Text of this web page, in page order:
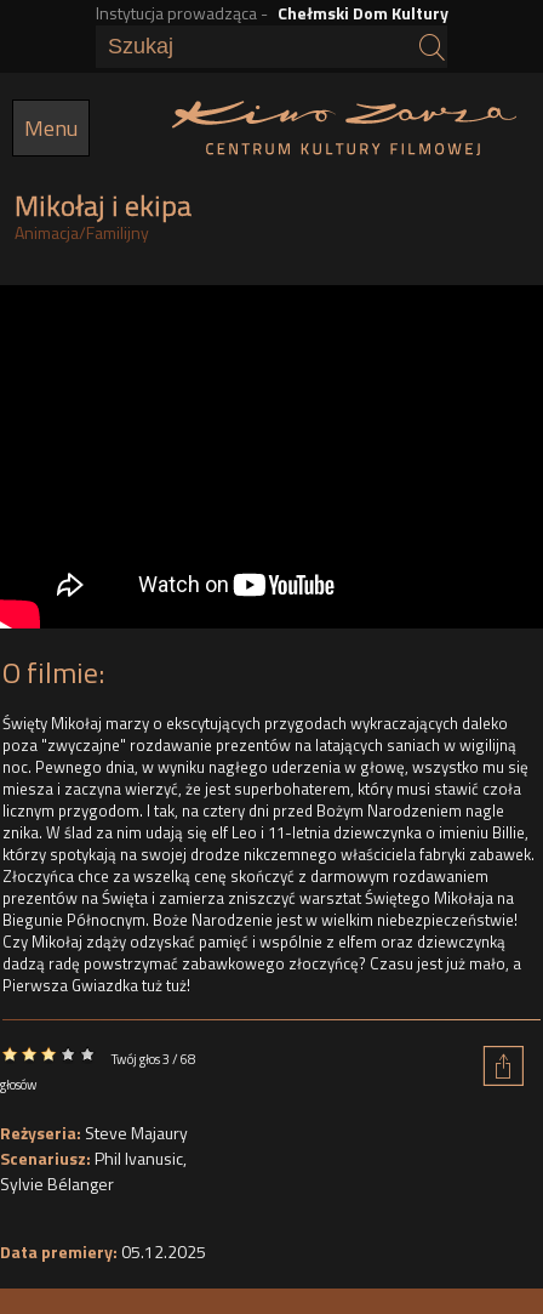
Przejdź
treści
Instytucja prowadząca - Chełmski Dom Kultury
Menu
Mikołaj i ekipa
Animacja/Familijny
O filmie:
Święty Mikołaj marzy o ekscytujących przygodach wykraczających daleko
poza "zwyczajne" rozdawanie prezentów na latających saniach w wigilijną
noc. Pewnego dnia, w wyniku nagłego uderzenia w głowę, wszystko mu się
miesza i zaczyna wierzyć, że jest superbohaterem, który musi stawić czoła
licznym przygodom. I tak, na cztery dni przed Bożym Narodzeniem nagle
znika. W ślad za nim udają się elf Leo i 11-letnia dziewczynka o imieniu Billie,
którzy spotykają na swojej drodze nikczemnego właściciela fabryki zabawek.
Złoczyńca chce za wszelką cenę skończyć z darmowym rozdawaniem
prezentów na Święta i zamierza zniszczyć warsztat Świętego Mikołaja na
Biegunie Północnym. Boże Narodzenie jest w wielkim niebezpieczeństwie!
Czy Mikołaj zdąży odzyskać pamięć i wspólnie z elfem oraz dziewczynką
dadzą radę powstrzymać zabawkowego złoczyńcę? Czasu jest już mało, a
Pierwsza Gwiazdka tuż tuż!
Twój głos 3 / 68
głosów
Reżyseria: Steve Majaury
Scenariusz:Phil Ivanusic,
Sylvie Bélanger
Data premiery: 05.12.2025